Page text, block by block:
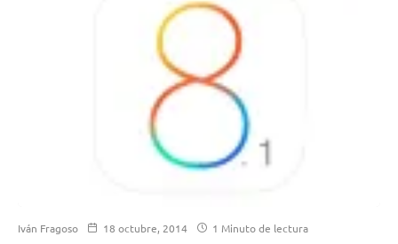
Iván Fragoso 18 octubre, 2014 1 Minuto de lectura